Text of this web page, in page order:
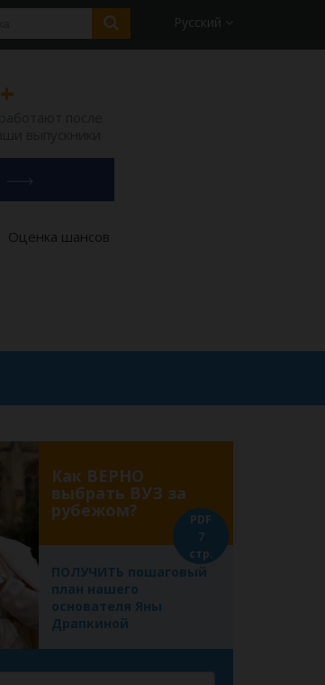
Русский
+
Оценка шансов
Как ВЕРНО
выбрать ВУЗ за
рубежом?
ПОЛУЧИТЬ пошаговый
план нашего
основателя Яны
Драпкиной
PDF
7
стр.